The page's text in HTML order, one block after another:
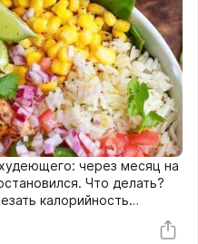
через месяц на
Что делать?
калорийность